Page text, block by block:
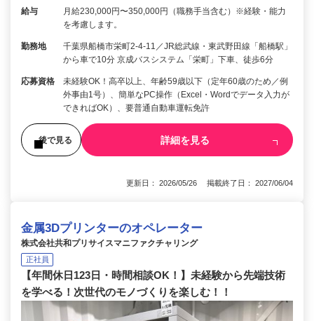
給与
月給230,000円〜350,000円（職務手当含む）※経験・能力
を考慮します。
勤務地
千葉県船橋市栄町2-4-11／JR総武線・東武野田線「船橋駅」
から車で10分 京成バスシステム「栄町」下車、徒歩6分
応募資格
未経験OK！高卒以上、年齢59歳以下（定年60歳のため／例
外事由1号）、簡単なPC操作（Excel・Wordでデータ入力が
できればOK）、要普通自動車運転免許
後で見る 詳細を見る
更新日： 2026/05/26 掲載終了日： 2027/06/04
金属3Dプリンターのオペレーター
株式会社共和プリサイスマニファクチャリング
正社員
【年間休日123日・時間相談OK！】未経験から先端技術
を学べる！次世代のモノづくりを楽しむ！！